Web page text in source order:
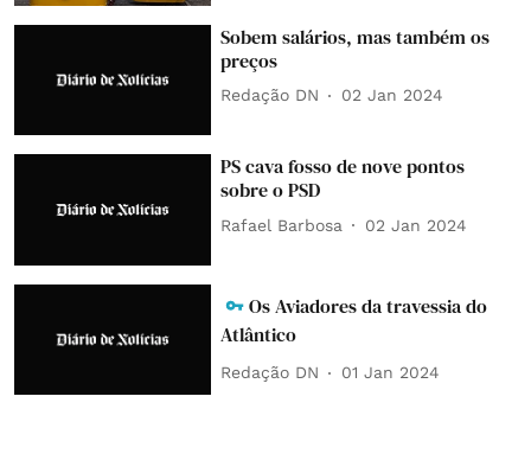
Sobem salários, mas também os
preços
Redação DN 02 Jan 2024
PS cava fosso de nove pontos
sobre o PSD
Rafael Barbosa 02 Jan 2024
Os Aviadores da travessia do
Atlântico
Redação DN 01 Jan 2024